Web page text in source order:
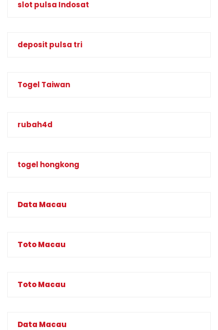
slot pulsa Indosat
deposit pulsa tri
Togel Taiwan
rubah4d
togel hongkong
Data Macau
Toto Macau
Toto Macau
Data Macau